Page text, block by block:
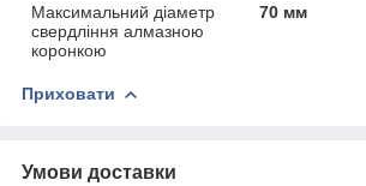
Максимальний діаметр
свердління алмазною
коронкою
70 мм
Приховати
Умови доставки